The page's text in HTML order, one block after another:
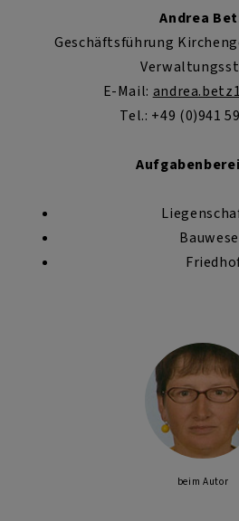
Andrea
Geschäftsführung
E-Mail:
Tel.: +49 (0)941
beim Autor